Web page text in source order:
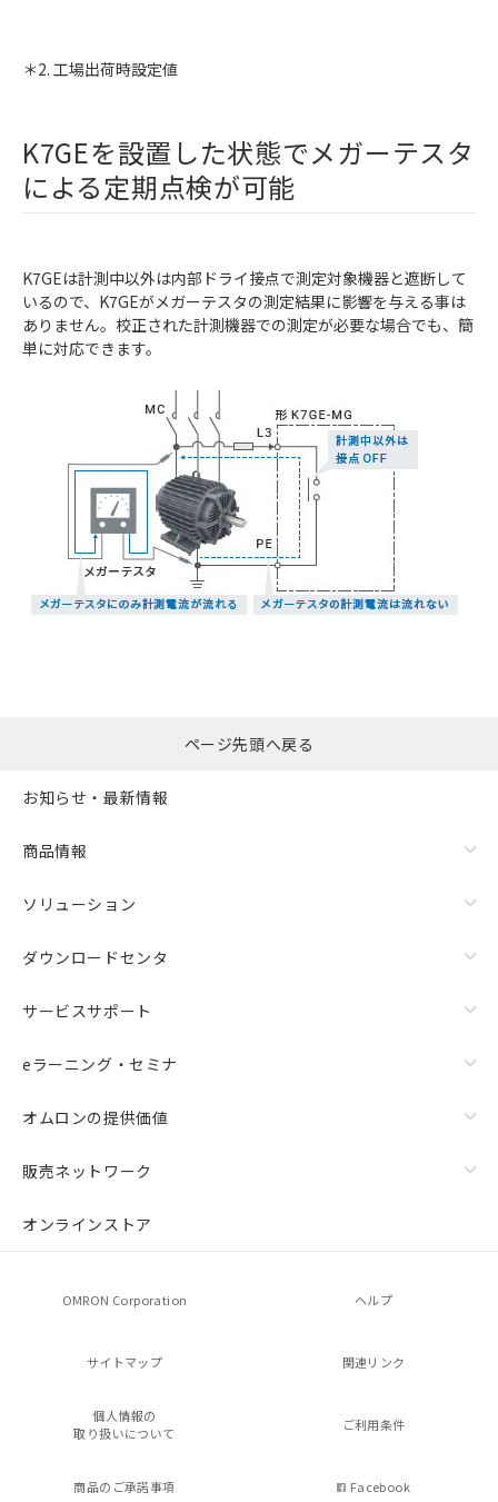
＊2. 工場出荷時設定値
K7GEを設置した状態でメガーテスタ
による定期点検が可能
K7GEは計測中以外は内部ドライ接点で測定対象機器と遮断して
いるので、K7GEがメガーテスタの測定結果に影響を与える事は
ありません。校正された計測機器での測定が必要な場合でも、簡
単に対応できます。
ページ先頭へ戻る
お知らせ・最新情報
商品情報
ソリューション
ダウンロードセンタ
サービスサポート
eラーニング・セミナ
オムロンの提供価値
販売ネットワーク
オンラインストア
OMRON Corporation ヘルプ
サイトマップ 関連リンク
個人情報の
取り扱いについて
ご利用条件
商品のご承諾事項 Facebook